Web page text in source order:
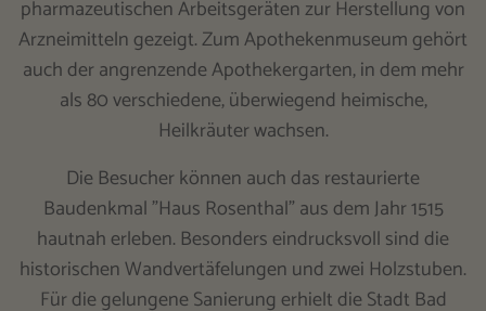
pharmazeutischen Arbeitsgeräten zur Herstellung von
Arzneimitteln gezeigt. Zum Apothekenmuseum gehört
auch der angrenzende Apothekergarten, in dem mehr
als 80 verschiedene, überwiegend heimische,
Heilkräuter wachsen.
Die Besucher können auch das restaurierte
Baudenkmal "Haus Rosenthal" aus dem Jahr 1515
hautnah erleben. Besonders eindrucksvoll sind die
historischen Wandvertäfelungen und zwei Holzstuben.
Für die gelungene Sanierung erhielt die Stadt Bad